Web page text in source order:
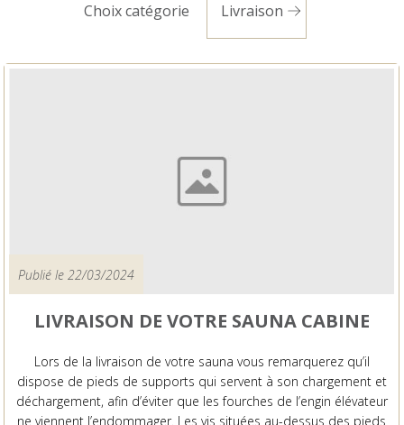
Choix catégorie Livraison
Publié le 22/03/2024
LIVRAISON DE VOTRE SAUNA CABINE
Lors de la livraison de votre sauna vous remarquerez qu’il
dispose de pieds de supports qui servent à son chargement et
déchargement, afin d’éviter que les fourches de l’engin élévateur
ne viennent l’endommager. Les vis situées au-dessus des pieds